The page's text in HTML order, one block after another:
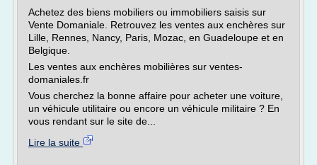
Achetez des biens mobiliers ou immobiliers saisis sur
Vente Domaniale. Retrouvez les ventes aux enchères sur
Lille, Rennes, Nancy, Paris, Mozac, en Guadeloupe et en
Belgique.
Les ventes aux enchères mobilières sur ventes-
domaniales.fr
Vous cherchez la bonne affaire pour acheter une voiture,
un véhicule utilitaire ou encore un véhicule militaire ? En
vous rendant sur le site de...
Lire la suite